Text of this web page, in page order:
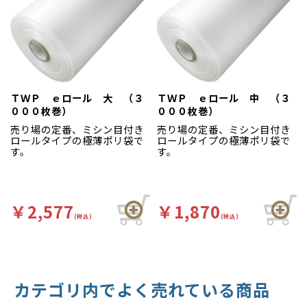
ＴＷＰ ｅロール 大 （３
０００枚巻）
売り場の定番、ミシン目付き
ロールタイプの極薄ポリ袋で
す。
￥2,577(税込)
ＴＷＰ ｅロール 中 （３
０００枚巻）
売り場の定番、ミシン目付き
ロールタイプの極薄ポリ袋で
す。
￥1,870(税込)
カテゴリ内でよく売れている商品